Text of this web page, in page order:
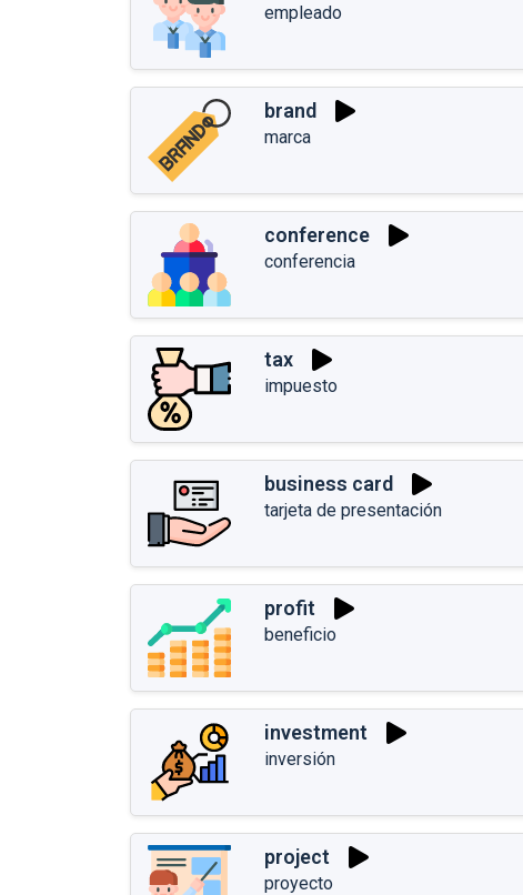
empleado
brand
marca
conference
conferencia
tax
impuesto
business card
tarjeta de presentación
profit
beneficio
investment
inversión
project
proyecto